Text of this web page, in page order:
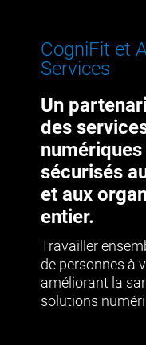
CogniFit et
Services
Un
des
sécurisés
et aux
entier.
Travailler
de personnes à
améliorant la
solutions